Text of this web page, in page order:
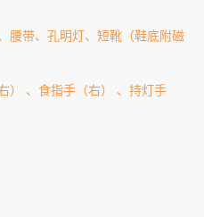
腰带、孔明灯、短靴（鞋底附磁
） 、食指手（右） 、持灯手